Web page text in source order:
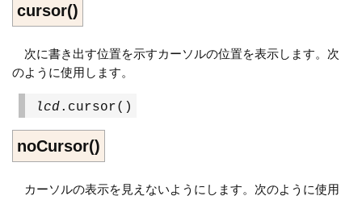
cursor()
次に書き出す位置を示すカーソルの位置を表示します。次
のように使用します。
lcd.cursor()
noCursor()
カーソルの表示を見えないようにします。次のように使用